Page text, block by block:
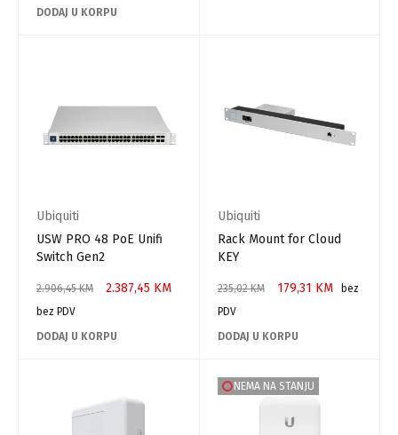
DODAJ U KORPU
Ubiquiti
USW PRO 48 PoE Unifi
Switch Gen2
2.906,45KM 2.387,45 KM
bez PDV
DODAJ U KORPU
Ubiquiti
Rack Mount for Cloud
KEY
235,02KM 179,31 KM
bez
PDV
DODAJ U KORPU
NEMA NA STANJU